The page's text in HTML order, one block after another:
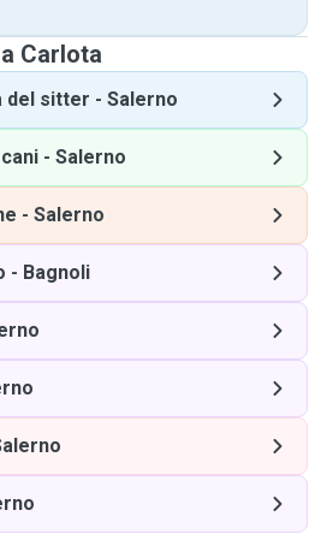
Carlota
del sitter - Salerno
- Salerno
- Salerno
- Bagnoli